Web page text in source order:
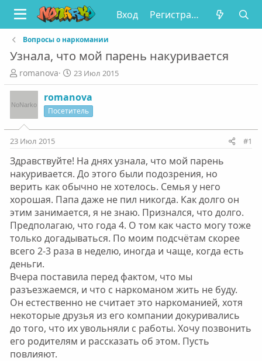
Вход Регистрация
Вопросы о наркомании
Узнала, что мой парень накуривается
А
в
т
о
р
т
е
ы
romanova
Д
а
т
а
н
а
л
23 Июл 2015
romanova
Посетитель
23 Июл 2015 #1
Здравствуйте! На днях узнала, что мой парень
накуривается. До этого были подозрения, но
верить как обычно не хотелось. Семья у него
хорошая. Папа даже не пил никогда. Как долго он
этим занимается, я не знаю. Признался, что долго.
Предполагаю, что года 4. О том как часто могу тоже
только догадываться. По моим подсчётам скорее
всего 2-3 раза в неделю, иногда и чаще, когда есть
деньги.
Вчера поставила перед фактом, что мы
разъезжаемся, и что с наркоманом жить не буду.
Он естественно не считает это наркоманией, хотя
некоторые друзья из его компании докуривались
до того, что их увольняли с работы. Хочу позвонить
его родителям и рассказать об этом. Пусть
повлияют.